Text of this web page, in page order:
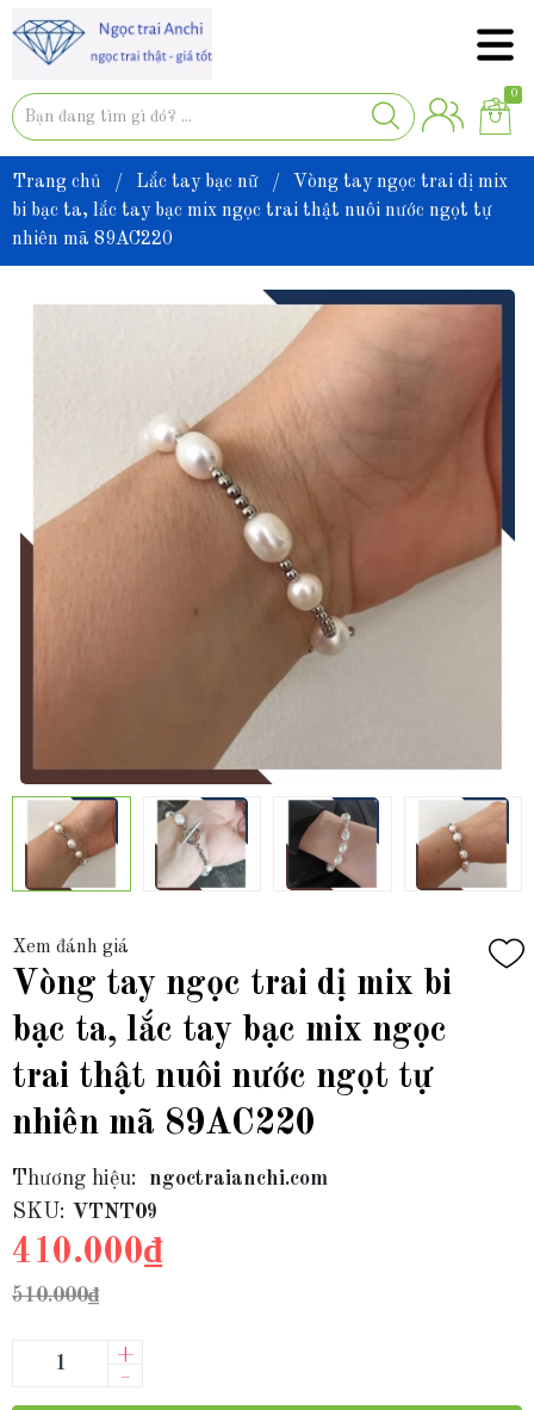
0
Trang chủ / Lắc tay bạc nữ /
Vòng tay ngọc trai dị mix
bi bạc ta, lắc tay bạc mix ngọc trai thật nuôi nước ngọt tự
nhiên mã 89AC220
Xem đánh giá
Vòng tay ngọc trai dị mix bi
bạc ta, lắc tay bạc mix ngọc
trai thật nuôi nước ngọt tự
nhiên mã 89AC220
Thương hiệu:
ngoctraianchi.com
SKU: VTNT09
410.000₫
510.000₫
–
+